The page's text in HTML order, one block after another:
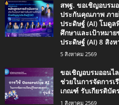
สพฐ. ขอเชิญอบรม
ประกันคุณภาพ ภา
ประดิษฐ์ (AI) โมดู
ศึกษาและเป้าหมา
ประดิษฐ์ (AI) 8 สิง
5 สิงหาคม 2569
ขอเชิญอบรมออนไ
ช่วยในการจัดการ
เกณฑ์ รับเกียรติบัต
1 สิงหาคม 2569